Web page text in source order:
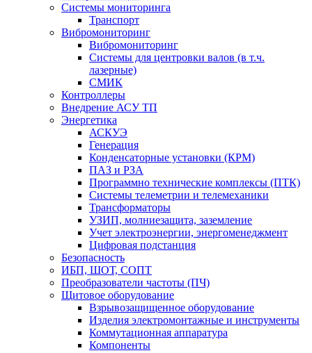
Системы мониторинга
Транспорт
Вибромониторинг
Вибромониторинг
Системы для центровки валов (в т.ч.
лазерные)
СМИК
Контроллеры
Внедрение АСУ ТП
Энергетика
АСКУЭ
Генерация
Конденсаторные установки (КРМ)
ПАЗ и РЗА
Программно технические комплексы (ПТК)
Системы телеметрии и телемеханики
Трансформаторы
УЗИП, молниезащита, заземление
Учет электроэнергии, энергоменеджмент
Цифровая подстанция
Безопасность
ИБП, ШОТ, СОПТ
Преобразователи частоты (ПЧ)
Щитовое оборудование
Взрывозащищенное оборудование
Изделия электромонтажные и инструменты
Коммутационная аппаратура
Компоненты